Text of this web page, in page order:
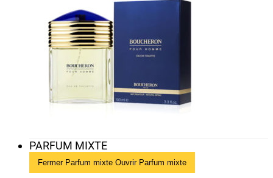
PARFUM MIXTE
Fermer Parfum mixte Ouvrir Parfum mixte